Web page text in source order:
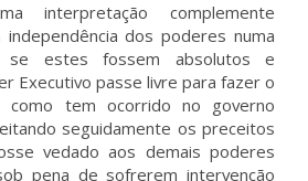
interpretação complemente
dos poderes numa
se estes fossem absolutos e
Executivo passe livre para fazer o
como tem ocorrido no governo
seguidamente os preceitos
vedado aos demais poderes
pena de sofrerem intervenção